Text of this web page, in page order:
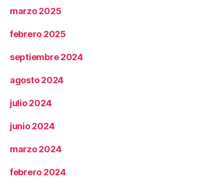
marzo 2025
febrero 2025
septiembre 2024
agosto 2024
julio 2024
junio 2024
marzo 2024
febrero 2024